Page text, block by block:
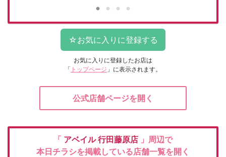
お気に入りに登録したお店は
「 トップページ 」に表示されます。
公式店舗ページを開く
「 アベイル行田藤原店 」周辺で
本日チラシを掲載している店舗一覧を開く